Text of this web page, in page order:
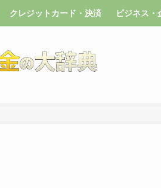
クレジットカード・決済 ビジネス・